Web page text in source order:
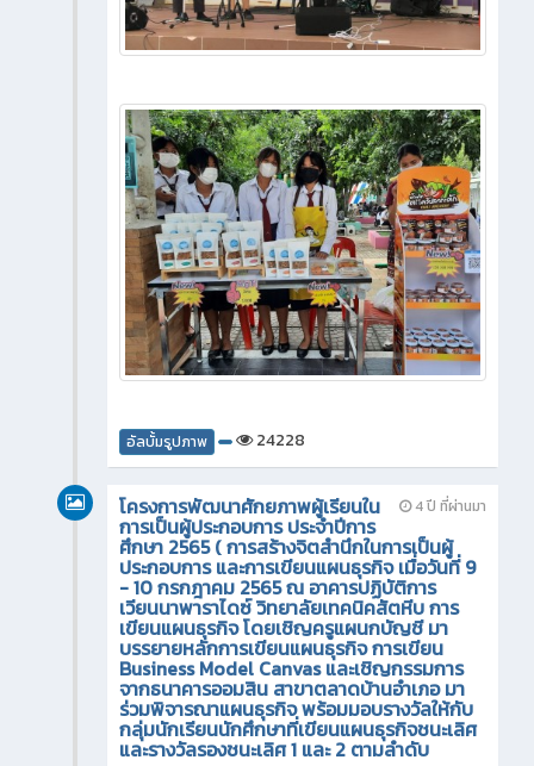
อัลบั้มรูปภาพ 24228
4 ปี ที่ผ่านมา
โครงการพัฒนาศักยภาพผู้เรียนใน
การเป็นผู้ประกอบการ ประจำปีการ
ศึกษา 2565 ( การสร้างจิตสำนึกในการเป็นผู้
ประกอบการ และการเขียนแผนธุรกิจ เมื่อวันที่ 9
- 10 กรกฎาคม 2565 ณ อาคารปฏิบัติการ
เวียนนาพาราไดซ์ วิทยาลัยเทคนิคสัตหีบ การ
เขียนแผนธุรกิจ โดยเชิญครูแผนกบัญชี มา
บรรยายหลักการเขียนแผนธุรกิจ การเขียน
Business Model Canvas และเชิญกรรมการ
จากธนาคารออมสิน สาขาตลาดบ้านอำเภอ มา
ร่วมพิจารณาแผนธุรกิจ พร้อมมอบรางวัลให้กับ
กลุ่มนักเรียนนักศึกษาที่เขียนแผนธุรกิจชนะเลิศ
และรางวัลรองชนะเลิศ 1 และ 2 ตามลำดับ